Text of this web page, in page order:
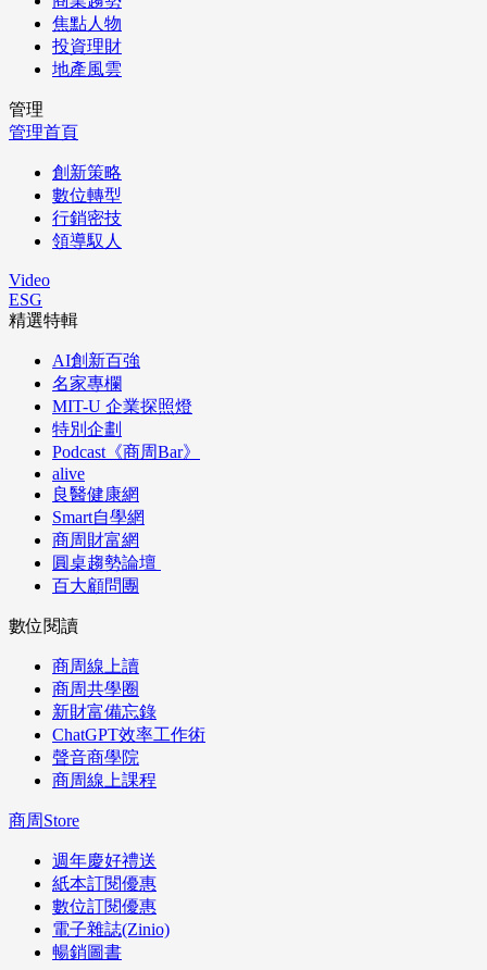
焦點人物
投資理財
地產風雲
管理
管理首頁
創新策略
數位轉型
行銷密技
領導馭人
Video
ESG
精選特輯
AI創新百強
名家專欄
MIT-U 企業探照燈
特別企劃
Podcast《商周Bar》
alive
良醫健康網
Smart自學網
商周財富網
圓桌趨勢論壇
百大顧問團
數位閱讀
商周線上讀
商周共學圈
新財富備忘錄
ChatGPT效率工作術
聲音商學院
商周線上課程
商周Store
週年慶好禮送
紙本訂閱優惠
數位訂閱優惠
電子雜誌(Zinio)
暢銷圖書